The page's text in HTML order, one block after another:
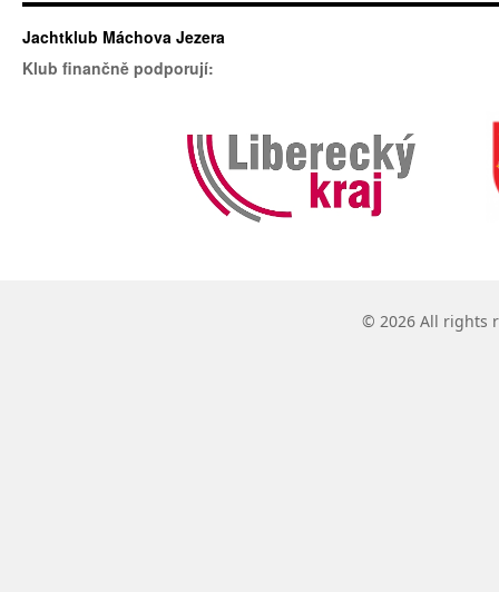
Jachtklub Máchova Jezera
Klub finančně podporují:
© 2026 All rights